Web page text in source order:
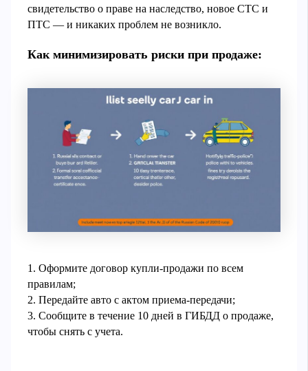
свидетельство о праве на наследство, новое СТС и
ПТС — и никаких проблем не возникло.
Как минимизировать риски при продаже:
1. Оформите договор купли-продажи по всем
правилам;
2. Передайте авто с актом приема-передачи;
3. Сообщите в течение 10 дней в ГИБДД о продаже,
чтобы снять с учета.